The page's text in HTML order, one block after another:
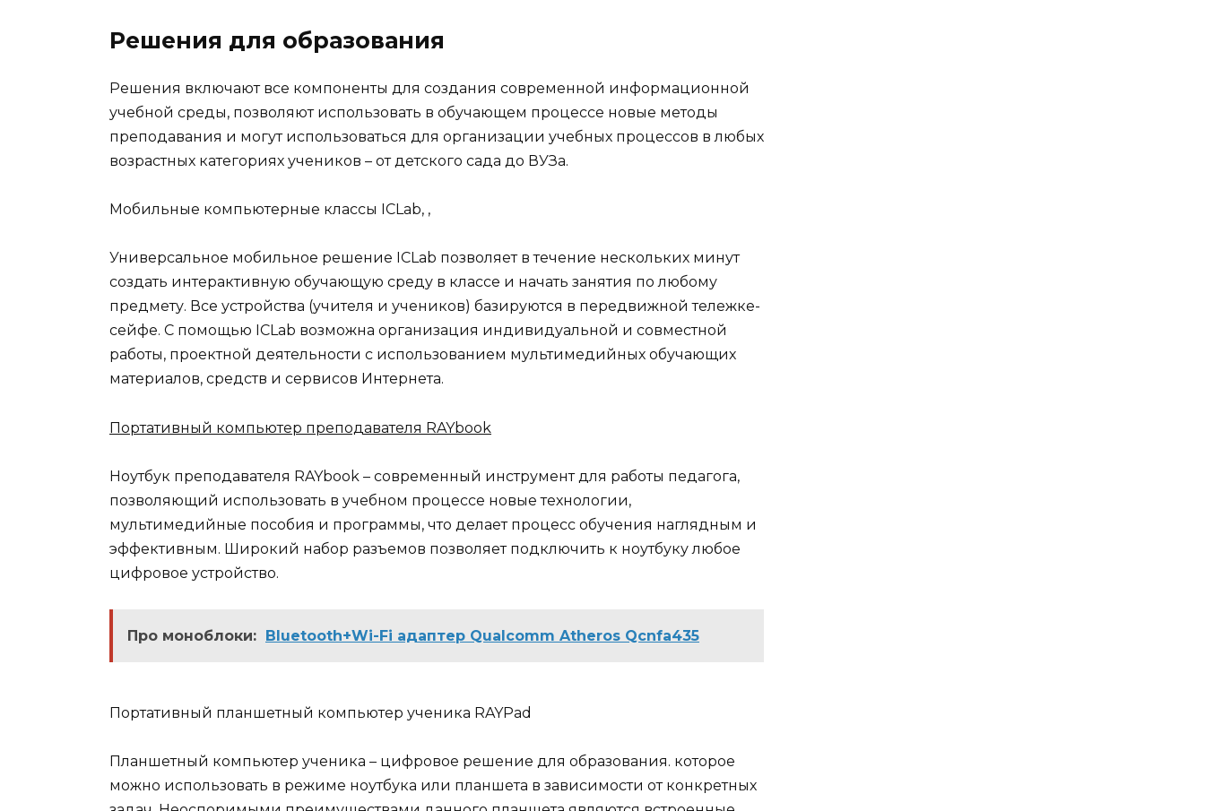
Решения для образования
Решения включают все компоненты для создания современной информационной
учебной среды, позволяют использовать в обучающем процессе новые методы
преподавания и могут использоваться для организации учебных процессов в любых
возрастных категориях учеников – от детского сада до ВУЗа.
Мобильные компьютерные классы ICLab, ,
Универсальное мобильное решение ICLab позволяет в течение нескольких минут
создать интерактивную обучающую среду в классе и начать занятия по любому
предмету. Все устройства (учителя и учеников) базируются в передвижной тележке-
сейфе. С помощью ICLab возможна организация индивидуальной и совместной
работы, проектной деятельности с использованием мультимедийных обучающих
материалов, средств и сервисов Интернета.
Портативный компьютер преподавателя RAYbook
Ноутбук преподавателя RAYbook – современный инструмент для работы педагога,
позволяющий использовать в учебном процессе новые технологии,
мультимедийные пособия и программы, что делает процесс обучения наглядным и
эффективным. Широкий набор разъемов позволяет подключить к ноутбуку любое
цифровое устройство.
Про моноблоки: Bluetooth+Wi-Fi адаптер Qualcomm Atheros Qcnfa435
Портативный планшетный компьютер ученика RAYPad
Планшетный компьютер ученика – цифровое решение для образования. которое
можно использовать в режиме ноутбука или планшета в зависимости от конкретных